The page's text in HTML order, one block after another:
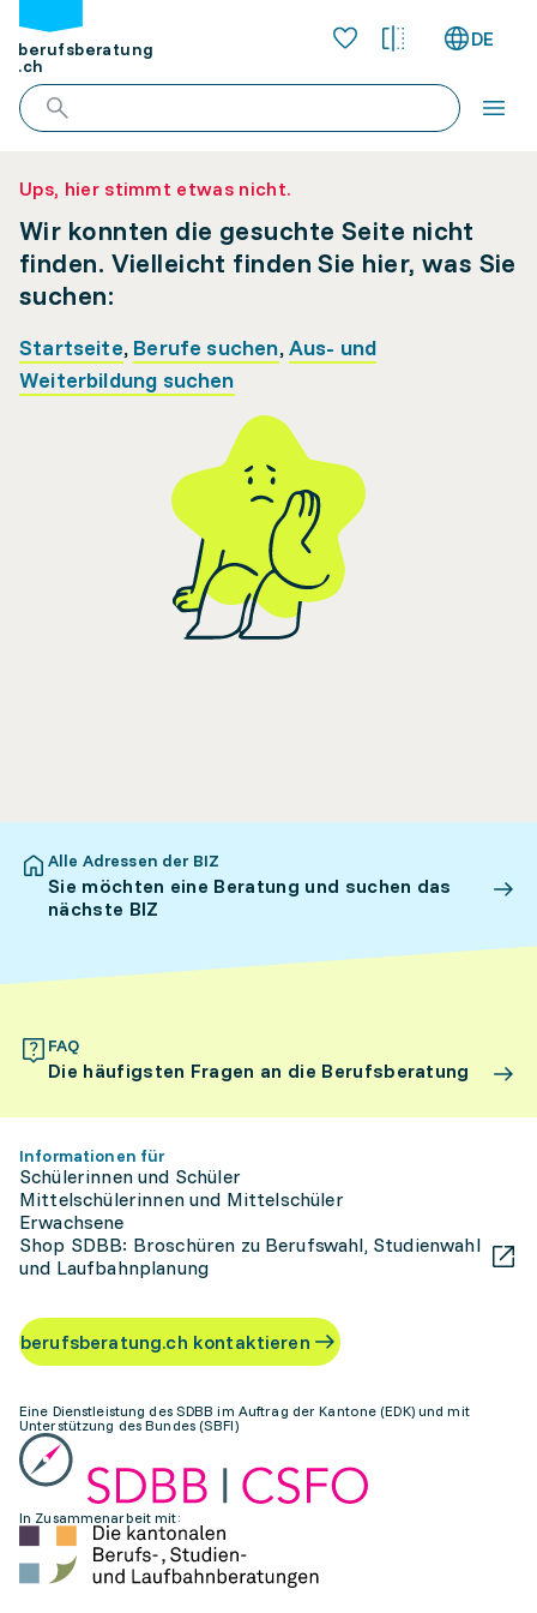
berufsberatung
.ch
DE
Ups, hier stimmt etwas nicht.
Wir konnten die gesuchte Seite nicht
finden. Vielleicht finden Sie hier, was Sie
suchen:
Startseite, Berufe suchen,Aus- und
Weiterbildung suchen
Alle Adressen der BIZ
Sie möchten eine Beratung und suchen das
nächste BIZ
FAQ
Die häufigsten Fragen an die Berufsberatung
Informationen für
Schülerinnen und Schüler
Mittelschülerinnen und Mittelschüler
Erwachsene
Shop SDBB: Broschüren zu Berufswahl, Studienwahl
und Laufbahnplanung
berufsberatung.ch kontaktieren
Eine Dienstleistung des SDBB im Auftrag der Kantone (EDK) und mit
Unterstützung des Bundes (SBFI)
In Zusammenarbeit mit: